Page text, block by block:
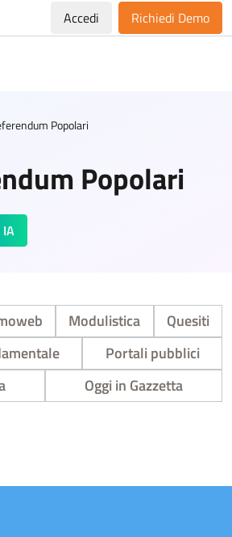
navigazioneAccedi Richiedi Demo
Popolari
Popolari
Modulistica
Quesiti
Portali pubblici
Oggi in Gazzetta